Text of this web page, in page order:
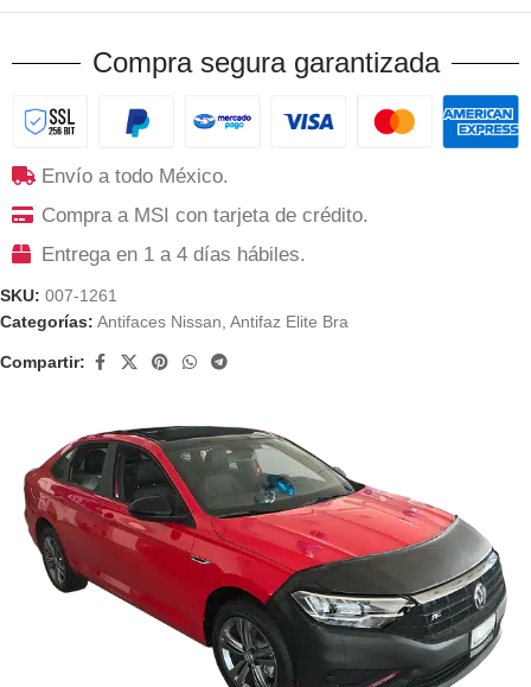
Compra segura garantizada
Envío a todo México.
Compra a MSI con tarjeta de crédito.
Entrega en 1 a 4 días hábiles.
SKU: 007-1261
Categorías: Antifaces Nissan Antifaz Elite Bra
Compartir: